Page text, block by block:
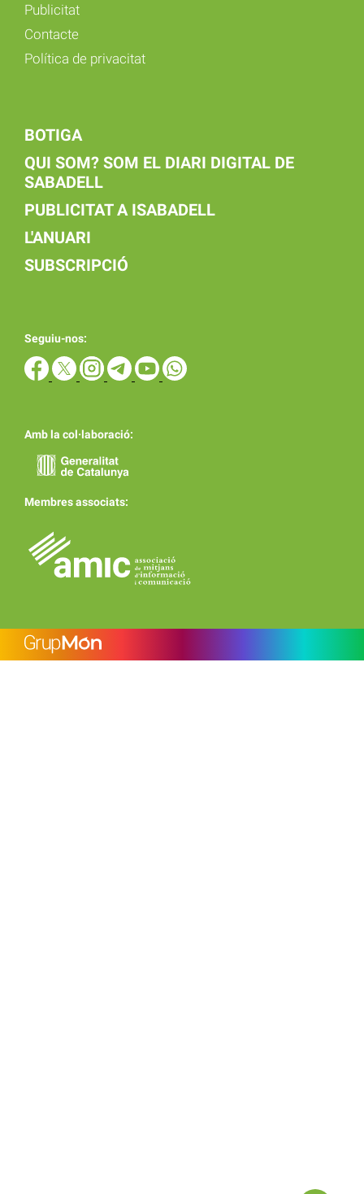
Publicitat
Contacte
Política de privacitat
BOTIGA
QUI SOM? SOM EL DIARI DIGITAL DE
SABADELL
PUBLICITAT A ISABADELL
L'ANUARI
SUBSCRIPCIÓ
Seguiu-nos:
Amb la col·laboració:
Membres associats: